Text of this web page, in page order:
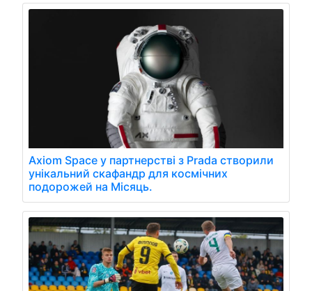
Axiom Space у партнерстві з Prada створили
унікальний скафандр для космічних
подорожей на Місяць.